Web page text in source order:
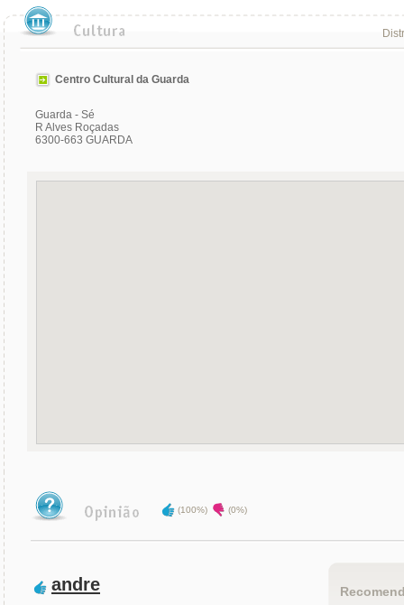
Centro Cultural da Guarda
Guarda - Sé
R Alves Roçadas
6300-663 GUARDA
(100%) (0%)
andre